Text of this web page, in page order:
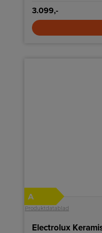
3.099,-
A
Produktdatablad
Electrolux